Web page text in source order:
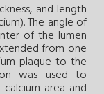
and length
The angle of
of the lumen
from one
plaque to the
was used to
area and